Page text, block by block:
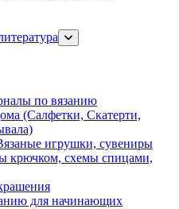
по вязанию
(Салфетки, Скатерти,
игрушки, сувениры
крючком, схемы спицами,
для начинающих